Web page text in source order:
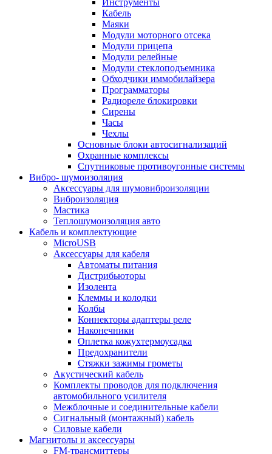
Инструменты
Кабель
Маяки
Модули моторного отсека
Модули прицепа
Модули релейные
Модули стеклоподъемника
Обходчики иммобилайзера
Программаторы
Радиореле блокировки
Сирены
Часы
Чехлы
Основные блоки автосигнализаций
Охранные комплексы
Спутниковые противоугонные системы
Вибро- шумоизоляция
Аксессуары для шумовиброизоляции
Виброизоляция
Мастика
Теплошумоизоляция авто
Кабель и комплектующие
MicroUSB
Аксессуары для кабеля
Автоматы питания
Дистрибьюторы
Изолента
Клеммы и колодки
Колбы
Коннекторы адаптеры реле
Наконечники
Оплетка кожухтермоусадка
Предохранители
Стяжки зажимы грометы
Акустический кабель
Комплекты проводов для подключения
автомобильного усилителя
Межблочные и соединительные кабели
Сигнальный (монтажный) кабель
Силовые кабели
Магнитолы и аксессуары
FM-трансмиттеры